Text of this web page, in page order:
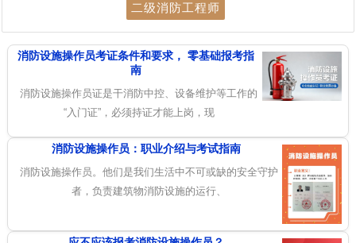
二级消防工程师
消防设施操作员考证条件和要求， 零基础报考指
南
消防设施操作员证是干消防中控、设备维护等工作的
“入门证”，必须持证才能上岗，现
消防设施操作员：职业介绍与考试指南
消防设施操作员。他们是我们生活中不可或缺的安全守护
者，负责建筑物消防设施的运行、